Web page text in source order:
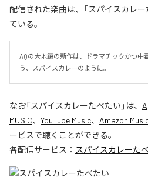
配信された楽曲は、「スパイスカレー
ている。
AQの大地編の新作は、ドラマチックかつ中
う、スパイスカレーのように。
なお「スパイスカレーたべたい 」は、
MUSIC、 YouTube Music、 Amazon
ービスで聴くことができる。
各配信サービス： スパイスカレーた